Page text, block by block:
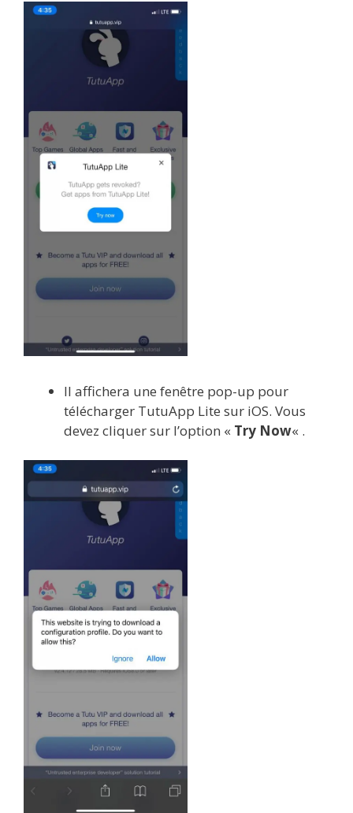
Il affichera une fenêtre pop-up pour
télécharger TutuApp Lite sur iOS. Vous
devez cliquer sur l’option « Try Now« .